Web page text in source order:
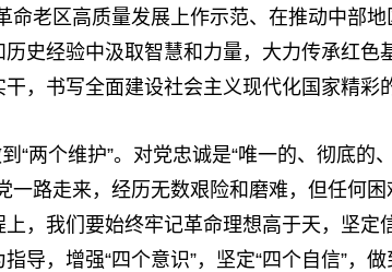
命老区高质量发展上作示范、在推动中部地
史经验中汲取智慧和力量，大力传承红色
，书写全面建设社会主义现代化国家精彩
“两个维护”。对党忠诚是“唯一的、彻底的
一路走来，经历无数艰险和磨难，但任何
，我们要始终牢记革命理想高于天，坚定
导，增强“四个意识”，坚定“四个自信”，做